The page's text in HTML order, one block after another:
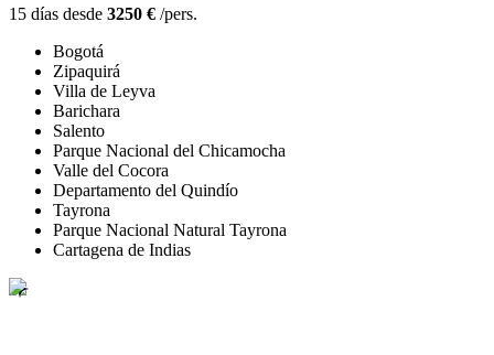
15 días desde 3250 € /pers.
Bogotá
Zipaquirá
Villa de Leyva
Barichara
Salento
Parque Nacional del Chicamocha
Valle del Cocora
Departamento del Quindío
Tayrona
Parque Nacional Natural Tayrona
Cartagena de Indias